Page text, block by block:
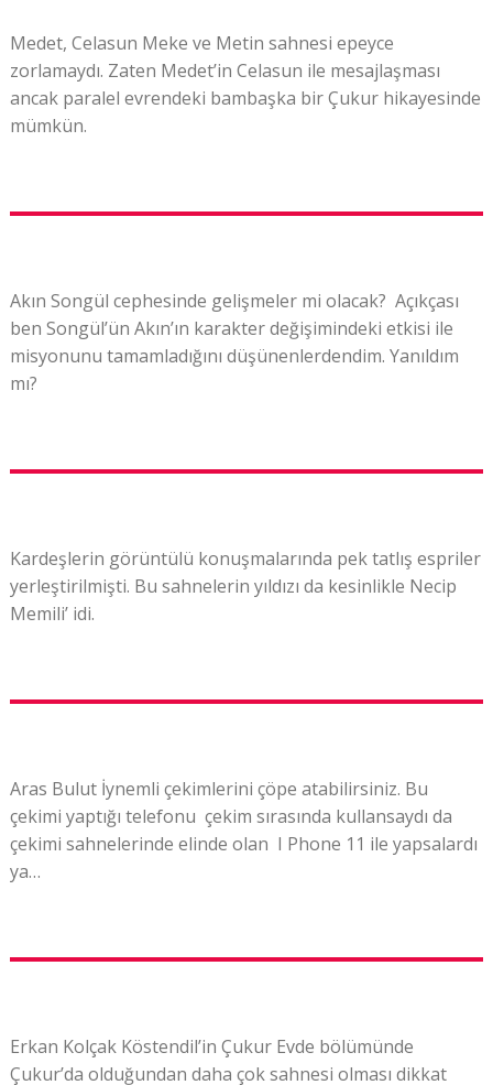
Medet, Celasun Meke ve Metin sahnesi epeyce
zorlamaydı. Zaten Medet’in Celasun ile mesajlaşması
ancak paralel evrendeki bambaşka bir Çukur hikayesinde
mümkün.
Akın Songül cephesinde gelişmeler mi olacak? Açıkçası
ben Songül’ün Akın’ın karakter değişimindeki etkisi ile
misyonunu tamamladığını düşünenlerdendim. Yanıldım
mı?
Kardeşlerin görüntülü konuşmalarında pek tatlış espriler
yerleştirilmişti. Bu sahnelerin yıldızı da kesinlikle Necip
Memili’ idi.
Aras Bulut İynemli çekimlerini çöpe atabilirsiniz. Bu
çekimi yaptığı telefonu çekim sırasında kullansaydı da
çekimi sahnelerinde elinde olan I Phone 11 ile yapsalardı
ya…
Erkan Kolçak Köstendil’in Çukur Evde bölümünde
Çukur’da olduğundan daha çok sahnesi olması dikkat